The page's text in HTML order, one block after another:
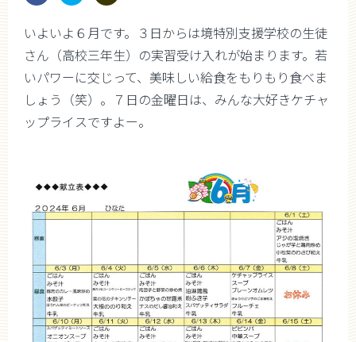
いよいよ６月です。３日からは境特別支援学校の生徒
さん（高校三年生）の実習受け入れが始まります。若
いパワーに交じって、美味しい給食をもりもり食べま
しょう（笑）。７日の金曜日は、みんな大好きケチャ
ップライスですよー。